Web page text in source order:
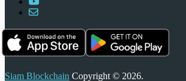
Siam Blockchain Copyright © 2026.